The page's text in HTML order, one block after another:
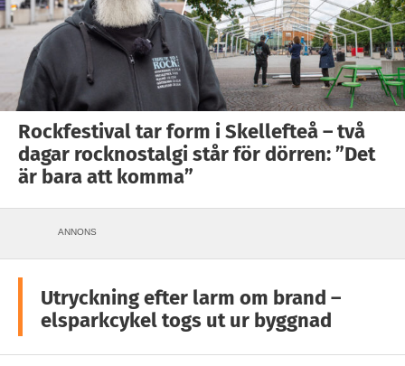
Rockfestival tar form i Skellefteå – två
dagar rocknostalgi står för dörren: ”Det
är bara att komma”
ANNONS
Utryckning efter larm om brand –
elsparkcykel togs ut ur byggnad